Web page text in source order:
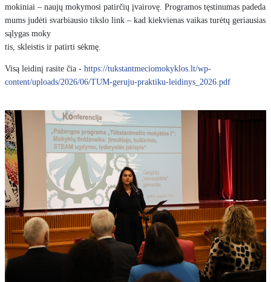
mokiniai – naujų mokymosi patirčių įvairovę. Programos tęstinumas padeda
mums judėti svarbiausio tikslo link – kad kiekvienas vaikas turėtų geriausias
sąlygas moky
tis, skleistis ir patirti sėkmę.
Visą leidinį rasite čia - https://tukstantmeciomokyklos.lt/wp-
content/uploads/2026/06/TUM-geruju-praktiku-leidinys_2026.pdf